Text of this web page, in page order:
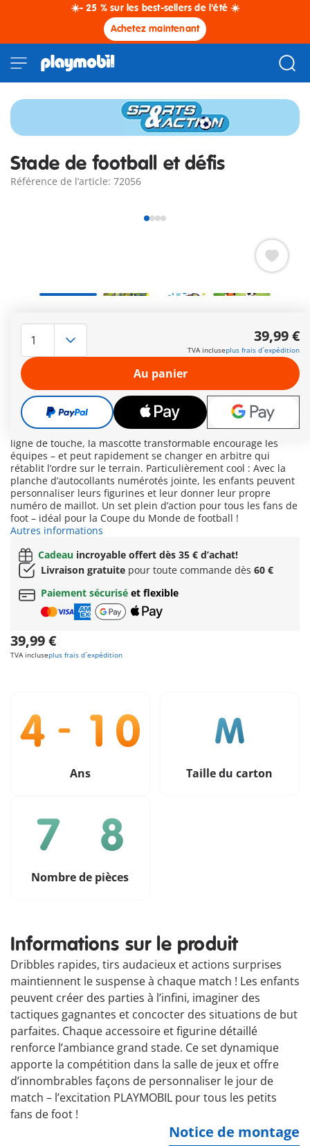
☀️- 25 % sur les best-sellers de l'été ☀️
Achetez maintenant
Stade de football et défis
Référence de l’article: 72056
s’affrontent dans un match plein de suspense ! Avec un peu
d’agilité et le bon timing, les enfants peuvent vraiment tirer le
ballon et marquer dans l’un des deux buts… ou même viser
les paniers spéciaux : Il suffit de tirer la jambe des figurines
PLAYMOBIL en arrière, de la relâcher – et de tirer ! Les
« cartes d’action » ajoutent des points bonus et rendent la
partie encore plus dynamique. Grâce au curseur de
l'affichage du score, chaque but est compté en direct. Sur la
ligne de touche, la mascotte transformable encourage les
équipes – et peut rapidement se changer en arbitre qui
rétablit l’ordre sur le terrain. Particulièrement cool : Avec la
planche d’autocollants numérotés jointe, les enfants peuvent
personnaliser leurs figurines et leur donner leur propre
numéro de maillot. Un set plein d’action pour tous les fans de
foot – idéal pour la Coupe du Monde de football !
Autres informations
Cadeau incroyable offert dès 35 € d’achat!
Livraison gratuite pour toute commande dès 60 €
Paiement sécurisé et flexible
39,99 €
TVA incluseplus frais d´expédition
39,99 €
TVA incluseplus frais d´expédition
Au panier
Ans Taille du carton
Nombre de pièces
Informations sur le produit
Dribbles rapides, tirs audacieux et actions surprises
maintiennent le suspense à chaque match ! Les enfants
peuvent créer des parties à l’infini, imaginer des
tactiques gagnantes et concocter des situations de but
parfaites. Chaque accessoire et figurine détaillé
renforce l’ambiance grand stade. Ce set dynamique
apporte la compétition dans la salle de jeux et offre
d’innombrables façons de personnaliser le jour de
match – l’excitation PLAYMOBIL pour tous les petits
fans de foot !
Notice de montage